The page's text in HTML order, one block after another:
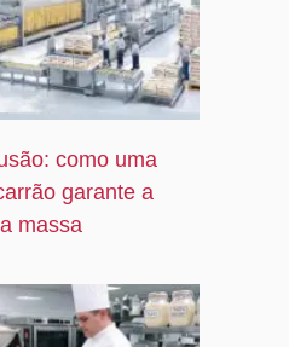
como uma
garante a
massa